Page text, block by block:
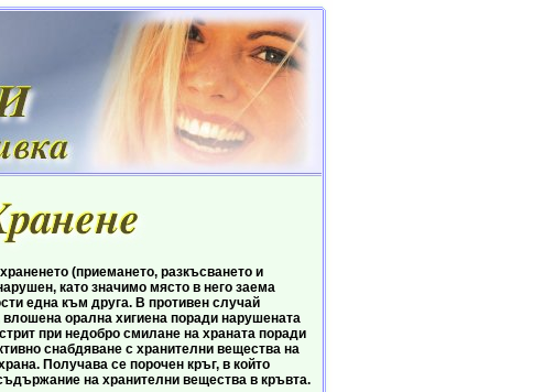
(приемането, разкъсването и
като значимо място в него заема
една към друга. В противен случай
орална хигиена поради нарушената
при недобро смилане на храната поради
снабдяване с хранителни вещества на
Получава се порочен кръг, в който
на хранителни вещества в кръвта.